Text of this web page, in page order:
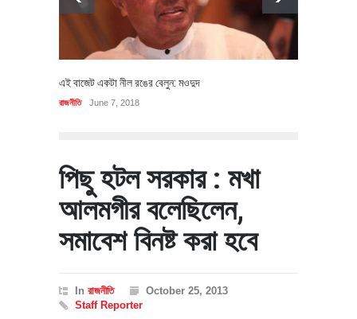
এই বাজেট একটা নীল রঙের বেলুন: মওদুদ
রাজনীতি June 7, 2018
পিছু হটল সরকার : মখা
আলমগীর বলেছিলেন,
সমাবেশ বিনষ্ট করা হবে
In রাজনীতি
October 25, 2013
Staff Reporter